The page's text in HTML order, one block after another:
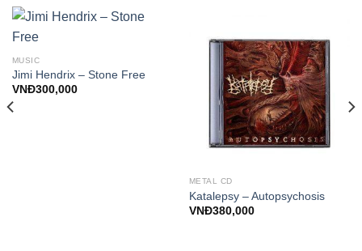
MUSIC
Jimi Hendrix – Stone Free
VNĐ300,000
METAL CD
Katalepsy – Autopsychosis
VNĐ380,000